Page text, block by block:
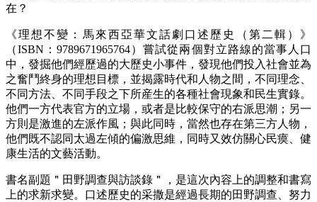
在？
《理想不變：馬來西亞華文話劇口述歷史（第二輯）》
（ISBN：9789671965764）嘗試從兩個對立路線的當事人口
中，發掘他們經歷過的大歷史小事件，發現他們投入社會並為
之奮鬥終身的理想目標，並揭露時代和人物之間，不同理念、
不同方法、不同手段之下所産生的各種社會現象和民生實錄。
他們一方代表官方的立場，或者是比較保守的右派思潮；另一
方則是激進的左派作風；與此同時，當然也存在第三方人物，
他們既不認同太過左傾的偏激思維，同時又效仿關心民瘼、健
康生活的文藝活動。
書名副題＂田野調查與訪談錄＂，是這次內容上的調整和書寫
上的求新求變。口述歷史的采撒是經過長期的田野調查、努力